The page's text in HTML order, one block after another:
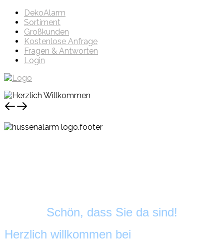
DekoAlarm
Sortiment
Großkunden
Kostenlose Anfrage
Fragen & Antworten
Login
Schön, dass Sie da sind!
Herzlich willkommen bei